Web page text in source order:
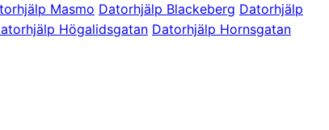
Masmo Datorhjälp Blackeberg Datorhjälp
Högalidsgatan Datorhjälp Hornsgatan